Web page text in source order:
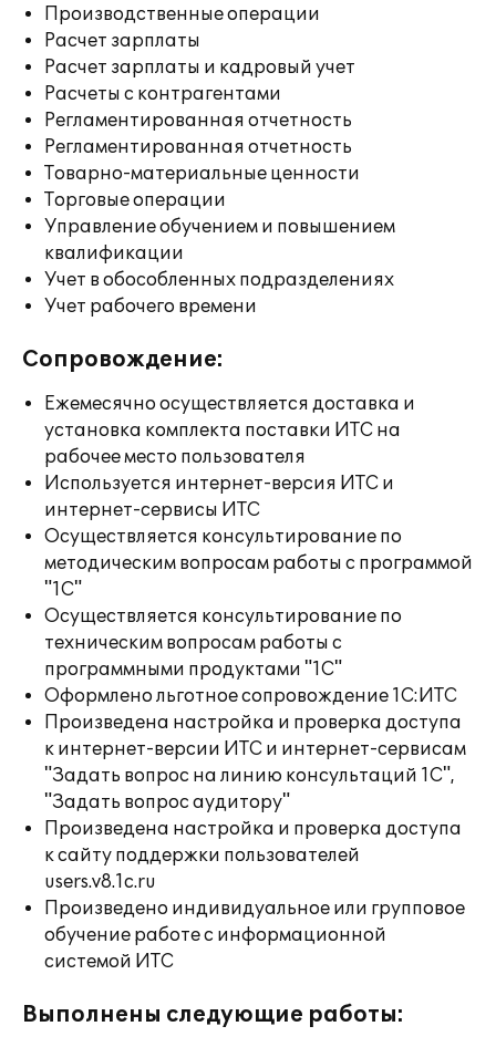
Производственные операции
Расчет зарплаты
Расчет зарплаты и кадровый учет
Расчеты с контрагентами
Регламентированная отчетность
Регламентированная отчетность
Товарно-материальные ценности
Торговые операции
Управление обучением и повышением
квалификации
Учет в обособленных подразделениях
Учет рабочего времени
Сопровождение:
Ежемесячно осуществляется доставка и
установка комплекта поставки ИТС на
рабочее место пользователя
Используется интернет-версия ИТС и
интернет-сервисы ИТС
Осуществляется консультирование по
методическим вопросам работы с программой
"1С"
Осуществляется консультирование по
техническим вопросам работы с
программными продуктами "1С"
Оформлено льготное сопровождение 1С:ИТС
Произведена настройка и проверка доступа
к интернет-версии ИТС и интернет-сервисам
"Задать вопрос на линию консультаций 1С",
"Задать вопрос аудитору"
Произведена настройка и проверка доступа
к сайту поддержки пользователей
users.v8.1c.ru
Произведено индивидуальное или групповое
обучение работе с информационной
системой ИТС
Выполнены следующие работы: